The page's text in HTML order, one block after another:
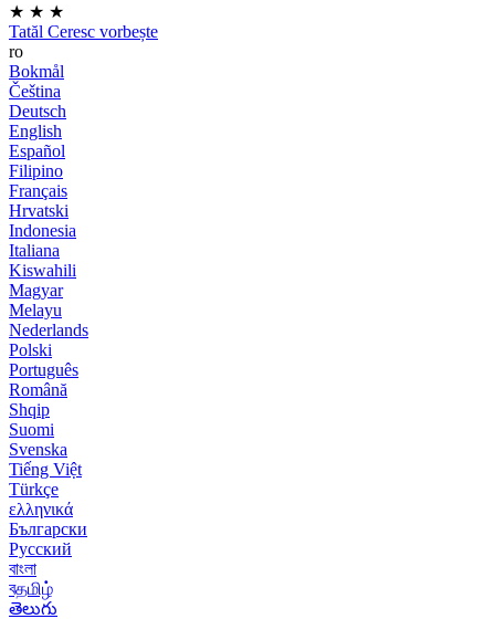
★ ★ ★
Tatăl Ceresc vorbește
ro
Bokmål
Čeština
Deutsch
English
Español
Filipino
Français
Hrvatski
Indonesia
Italiana
Kiswahili
Magyar
Melayu
Nederlands
Polski
Português
Română
Shqip
Suomi
Svenska
Tiếng Việt
Türkçe
ελληνικά
Български
Русский
বাংলা
বதமிழ்
తెలుగు